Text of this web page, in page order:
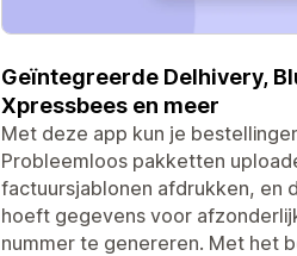
Geïntegreerde Delhivery,
Xpressbees en meer
Met deze app kun je
Probleemloos pakketten
factuursjablonen afdrukken, en
hoeft gegevens voor
nummer te genereren. Met het